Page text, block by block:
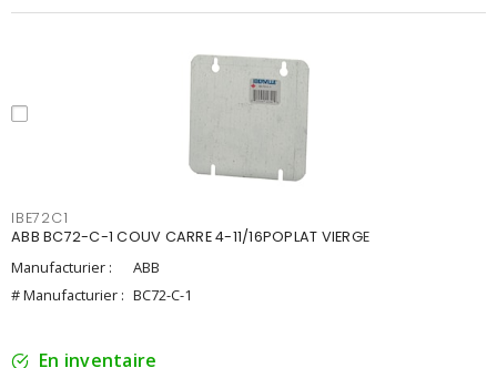
IBE72C1
ABB BC72-C-1 COUV CARRE 4-11/16POPLAT VIERGE
Manufacturier :
ABB
# Manufacturier : BC72-C-1
En inventaire